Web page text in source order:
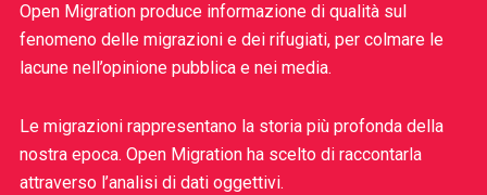
Open Migration produce informazione di qualità sul
fenomeno delle migrazioni e dei rifugiati, per colmare le
lacune nell’opinione pubblica e nei media.
Le migrazioni rappresentano la storia più profonda della
nostra epoca. Open Migration ha scelto di raccontarla
attraverso l’analisi di dati oggettivi.